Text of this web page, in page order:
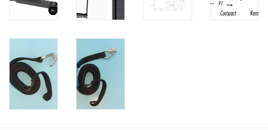
Staalkabel Klem